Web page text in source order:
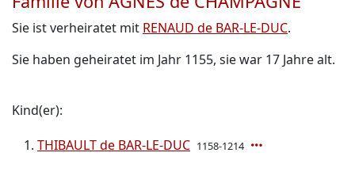
Sie ist verheiratet mit RENAUD de BAR-LE-DUC.
Sie haben geheiratet im Jahr 1155, sie war 17 Jahre alt.
Kind(er):
THIBAULT de BAR-LE-DUC 1158-1214